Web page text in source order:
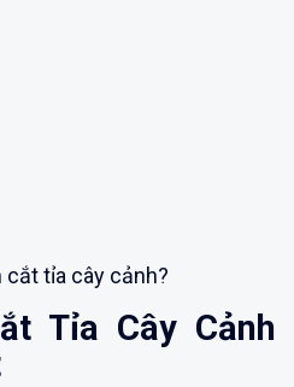
cắt tỉa cây cảnh?
Tỉa Cây Cảnh